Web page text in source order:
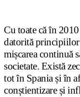
Cu toate că în
datorită
mișcarea continuă
societate. Există
tot în Spania și în
conștientizare și